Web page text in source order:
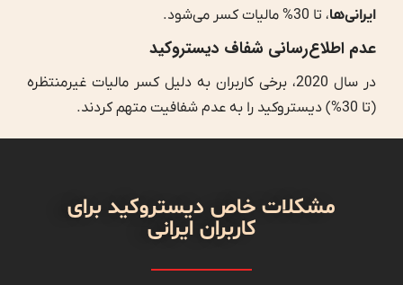
ایرانی‌ها، تا 30% مالیات کسر می‌شود.
عدم اطلاع‌رسانی شفاف دیستروکید
در سال 2020، برخی کاربران به دلیل کسر مالیات غیرمنتظره
(تا 30%) دیستروکید را به عدم شفافیت متهم کردند.
مشکلات خاص دیستروکید برای
کاربران ایرانی